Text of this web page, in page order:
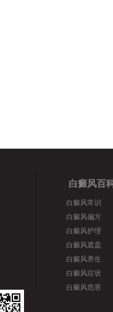
白癜风百
白癜风常识
白癜风偏方
白癜风护理
白癜风遮盖
白癜风养生
白癜风症状
白癜风危害